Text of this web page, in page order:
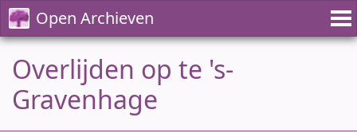
Open Archieven
Overlijden op te 's-
Gravenhage